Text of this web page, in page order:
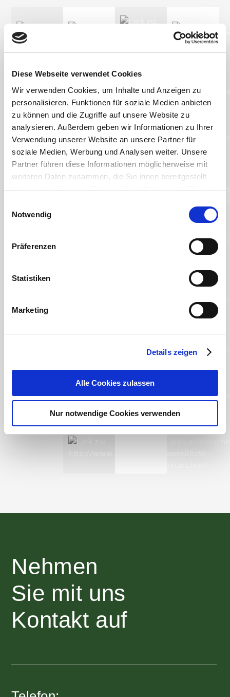
Diese Webseite verwendet Cookies
Wir verwenden Cookies, um Inhalte und Anzeigen zu
personalisieren, Funktionen für soziale Medien anbieten
zu können und die Zugriffe auf unsere Website zu
analysieren. Außerdem geben wir Informationen zu Ihrer
Verwendung unserer Website an unsere Partner für
soziale Medien, Werbung und Analysen weiter. Unsere
Partner führen diese Informationen möglicherweise mit
weiteren Daten zusammen, die Sie ihnen bereitgestellt
haben oder die sie im Rahmen Ihrer Nutzung der Dienste
Cookies, wenn Sie unsere Webseite weiterhin nutzen.
Notwendig
Präferenzen
Statistiken
Marketing
Details zeigen
Alle Cookies zulassen
Nur notwendige Cookies verwenden
Nehmen
Sie mit uns
Kontakt auf